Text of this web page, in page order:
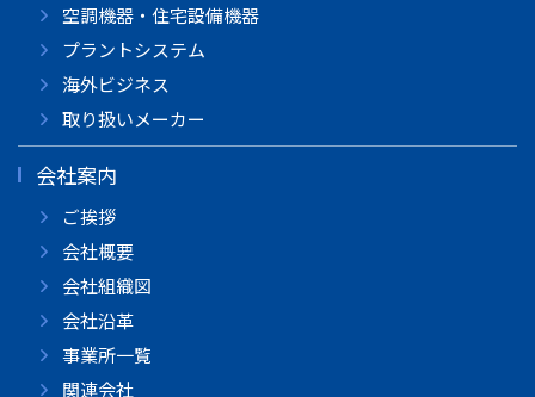
空調機器・住宅設備機器
プラントシステム
海外ビジネス
取り扱いメーカー
会社案内
ご挨拶
会社概要
会社組織図
会社沿革
事業所一覧
関連会社